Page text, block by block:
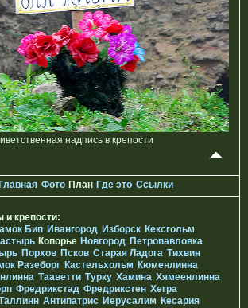
надпись в крепости
Фото План Где это Ссылки
крепости:
Бип Ивангород Изборск Кексгольм
Копорье Новгород Петропавловка
Порхов Псков Старая Ладога Тихвин
Разеборг Кастельхольм Кюменлинна
Тааветти Турку Хамина Хямеенлинна
Фредрикстад Фредрикстен Хегра
Антипатрис Иерусалим Кесария